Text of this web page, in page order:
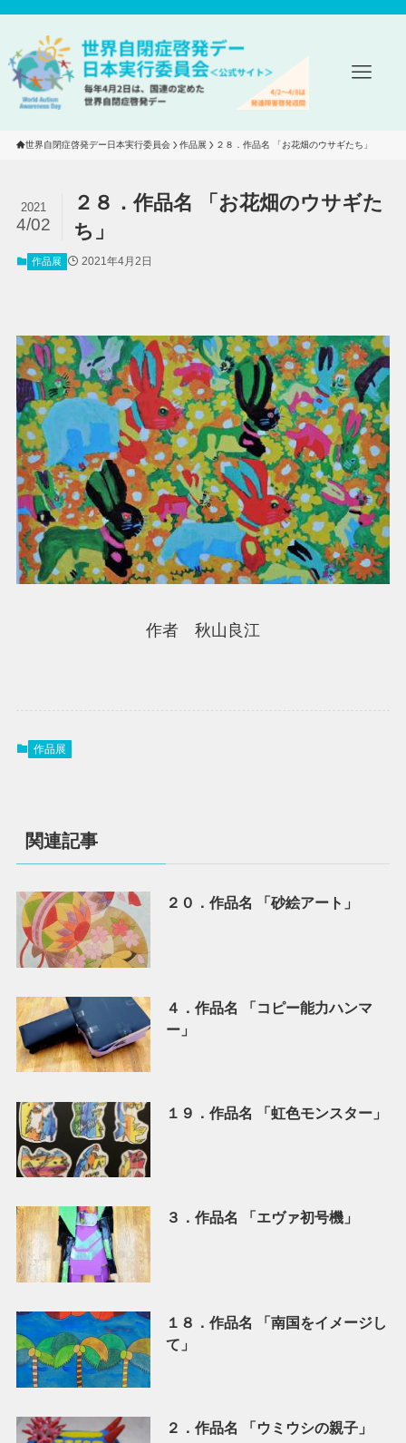
世界自閉症啓発デー日本実行委員会 作品展 ２８．作品名 「お花畑のウサギたち」
２８．作品名 「お花畑のウサギた
ち」
2021
4/02
作品展 2021年4月2日
作者 秋山良江
作品展
関連記事
２０．作品名 「砂絵アート」
４．作品名 「コピー能力ハンマ
ー」
１９．作品名 「虹色モンスター」
３．作品名 「エヴァ初号機」
１８．作品名 「南国をイメージし
て」
２．作品名 「ウミウシの親子」